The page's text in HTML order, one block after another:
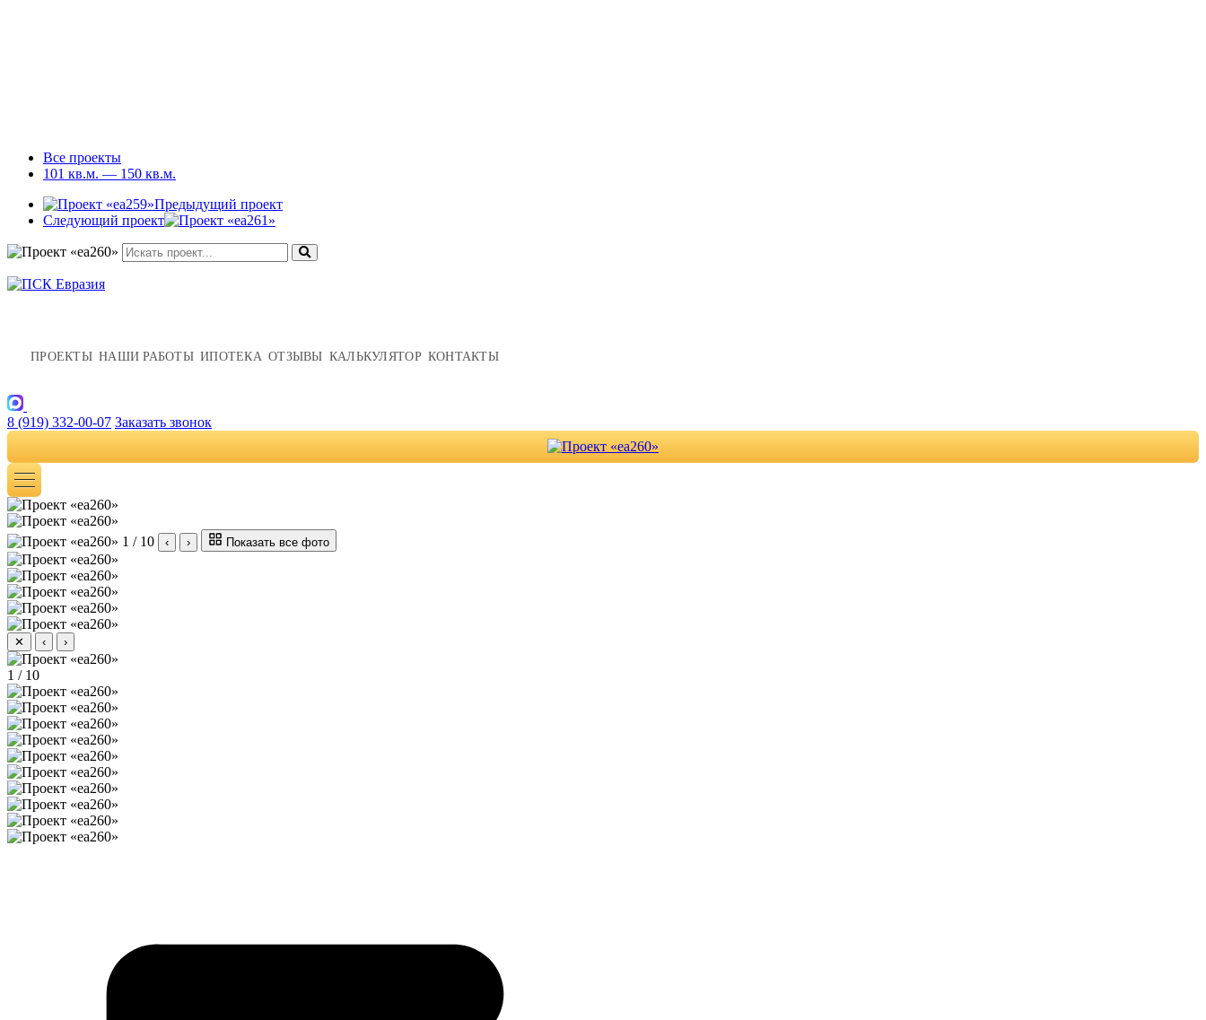
Все проекты
101 кв.м. — 150 кв.м.
Предыдущий проект
Следующий проект
ПРОЕКТЫ НАШИ РАБОТЫ ИПОТЕКА ОТЗЫВЫ КАЛЬКУЛЯТОР КОНТАКТЫ
8 (919) 332-00-07 Заказать звонок
1 / 10 ‹ › Показать все фото
✕ ‹ ›
1 / 10